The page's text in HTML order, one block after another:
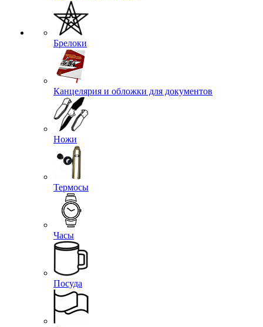
Брелоки
Канцелярия и обложки для документов
Ножи
Термосы
Часы
Посуда